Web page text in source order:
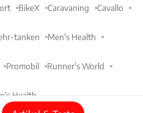
BikeX Caravaning Cavallo
tanken Men's Health
Promobil Runner's World
Health